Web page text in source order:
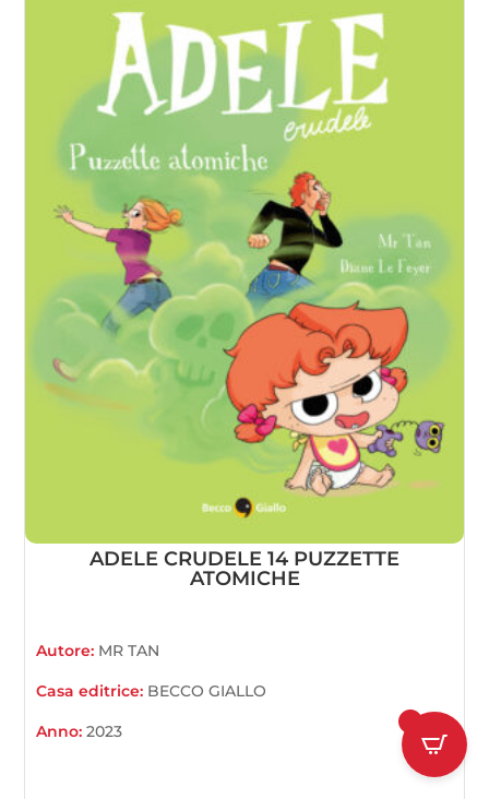
ADELE CRUDELE 14 PUZZETTE
ATOMICHE
Autore: MR TAN
Casa editrice: BECCO GIALLO
Anno:2023